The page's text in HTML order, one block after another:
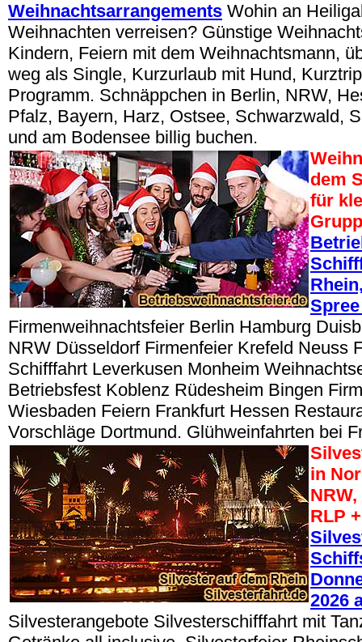
Weihnachtsarrangements Wohin an
Weihnachten verreisen? Günstige
Kindern, Feiern mit dem Weihnachtsmann,
weg als Single, Kurzurlaub mit Hund,
Programm. Schnäppchen in Berlin, NRW,
Pfalz, Bayern, Harz, Ostsee, Schwarzwald,
und am Bodensee billig buchen.
dem
für
Firmenweihnachtsfeier Berlin Hamburg
NRW Düsseldorf Firmenfeier Krefeld Neuss
Schifffahrt Leverkusen Monheim
Betriebsfest Koblenz Rüdesheim Bingen
Wiesbaden Feiern Frankfurt Hessen
Vorschläge Dortmund. Glühweinfahrten bei
in
RLP
2026
Silvesterangebote Silvesterschifffahrt mit